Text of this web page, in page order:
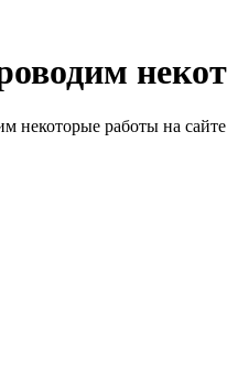
некоторые работы на